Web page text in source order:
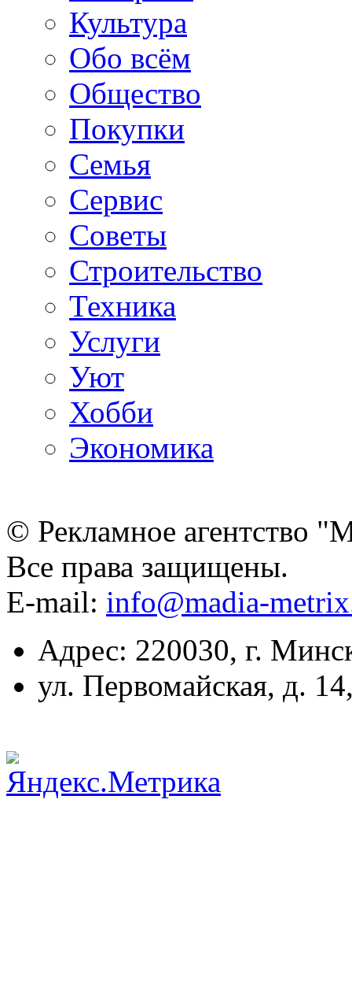
Культура
Обо всём
Общество
Покупки
Семья
Сервис
Советы
Строительство
Техника
Услуги
Уют
Хобби
Экономика
© Рекламное агентство
Все права защищены.
E-mail: info@madia-
Адрес: 220030, г.
ул. Первомайская, д.